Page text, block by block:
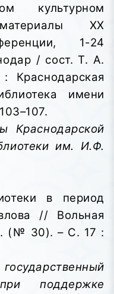
культурном
XX
1-24
/ сост. Т. А.
Краснодарская
имени
Краснодарской
им. И.Ф.
в период
// Вольная
(№ 30). – С. 17 :
поддержке